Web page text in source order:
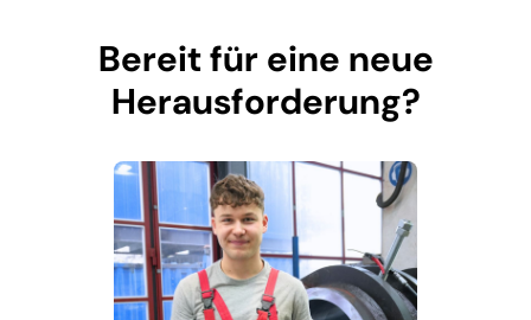
Bereit für eine neue
Herausforderung?